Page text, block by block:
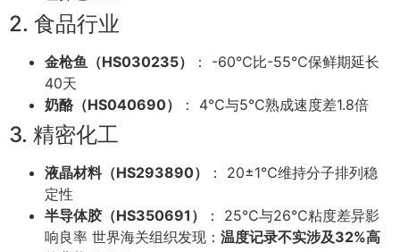
2. 食品行业
金枪鱼（HS030235）
： -60℃比-55℃保鲜期延长
40天
奶酪（HS040690）
： 4℃与5℃熟成速度差1.8倍
3. 精密化工
液晶材料（HS293890）
： 20±1℃维持分子排列稳
定性
半导体胶（HS350691）
： 25℃与26℃粘度差异影
响良率 世界海关组织发现： 温度记录不实涉及32%高